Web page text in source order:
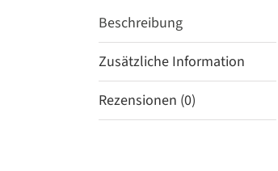
Beschreibung
Zusätzliche Information
Rezensionen (0)